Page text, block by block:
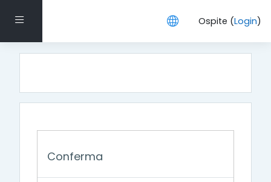
Pannello laterale Ospite (Login)
Conferma